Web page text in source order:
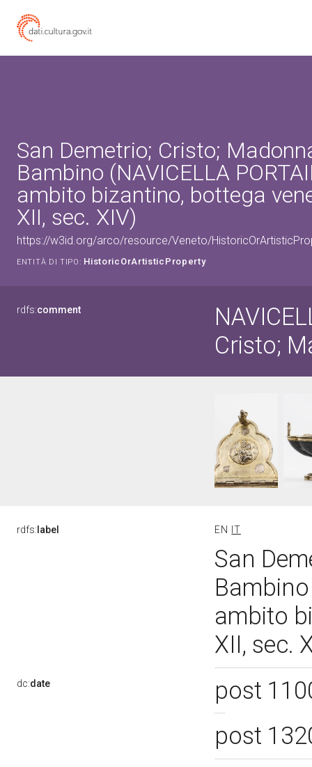
San Demetrio; Cristo;
Bambino (NAVICELLA
ambito bizantino, bottega
XII, sec. XIV)
https://w3id.org/arco/resource/Veneto/
ENTITÀ DI TIPO: HistoricOrArtisticProperty
rdfs:comment
Cristo;
rdfs: label EN IT
San
Bambino
ambito
XII, sec.
dc:date
post
post